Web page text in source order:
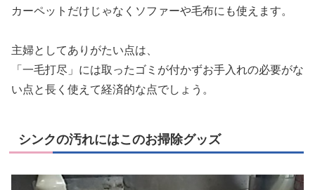
カーペットだけじゃなくソファーや毛布にも使えます。
主婦としてありがたい点は、
「一毛打尽」には取ったゴミが付かずお手入れの必要がな
い点と長く使えて経済的な点でしょう。
シンクの汚れにはこのお掃除グッズ